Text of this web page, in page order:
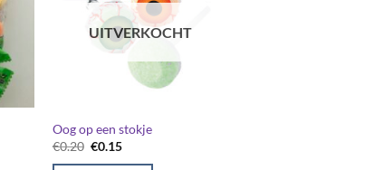
UITVERKOCHT
Oog op een stokje
€0.20 Oorspronkelijke
€0.15Huidige